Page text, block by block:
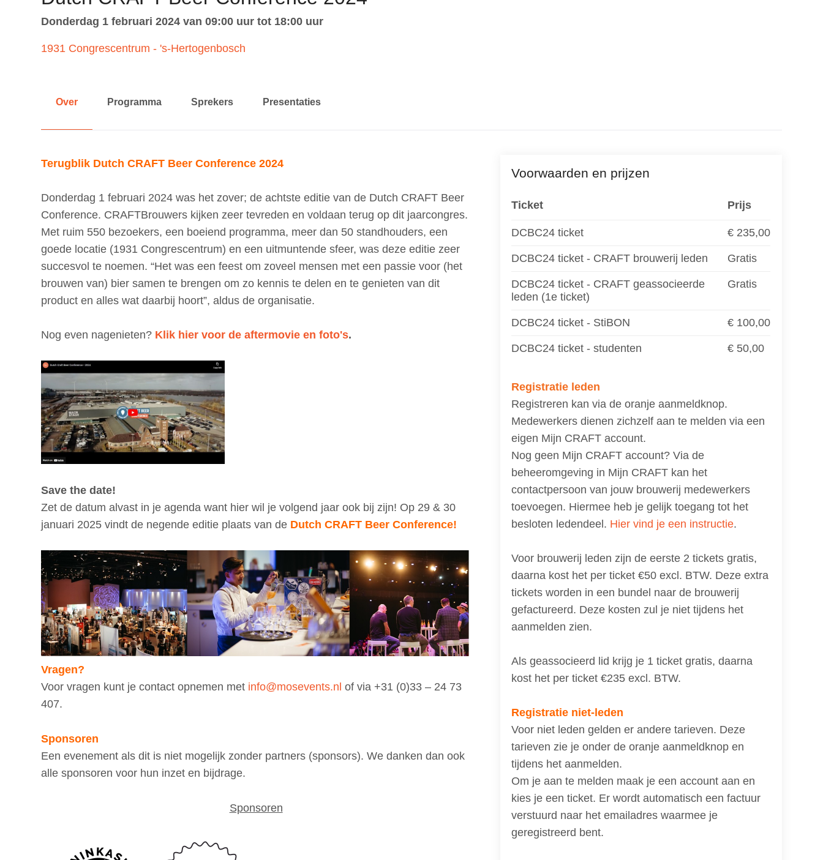
donderdag 1 februari 2024 van 09:00 uur tot 18:00 uur
1931 Congrescentrum - 's-Hertogenbosch
Over Programma Sprekers Presentaties
Terugblik Dutch CRAFT Beer Conference 2024
Donderdag 1 februari 2024 was het zover; de achtste editie van de Dutch CRAFT Beer
Conference. CRAFTBrouwers kijken zeer tevreden en voldaan terug op dit jaarcongres.
Met ruim 550 bezoekers, een boeiend programma, meer dan 50 standhouders, een
goede locatie (1931 Congrescentrum) en een uitmuntende sfeer, was deze editie zeer
succesvol te noemen. “Het was een feest om zoveel mensen met een passie voor (het
brouwen van) bier samen te brengen om zo kennis te delen en te genieten van dit
product en alles wat daarbij hoort”, aldus de organisatie.
Nog even nagenieten? Klik hier voor de aftermovie en foto's.
Save the date!
Zet de datum alvast in je agenda want hier wil je volgend jaar ook bij zijn! Op 29 & 30
januari 2025 vindt de negende editie plaats van de Dutch CRAFT Beer Conference!
Vragen?
Voor vragen kunt je contact opnemen met info@mosevents.nl of via +31 (0)33 – 24 73
407.
Sponsoren
Een evenement als dit is niet mogelijk zonder partners (sponsors). We danken dan ook
alle sponsoren voor hun inzet en bijdrage.
Sponsoren
Voorwaarden en prijzen
Ticket Prijs
DCBC24 ticket € 235,00
DCBC24 ticket - CRAFT brouwerij leden Gratis
DCBC24 ticket - CRAFT geassocieerde
leden (1e ticket)
Gratis
DCBC24 ticket - StiBON € 100,00
DCBC24 ticket - studenten € 50,00
Registratie leden
Registreren kan via de oranje aanmeldknop.
Medewerkers dienen zichzelf aan te melden via een
eigen Mijn CRAFT account.
Nog geen Mijn CRAFT account? Via de
beheeromgeving in Mijn CRAFT kan het
contactpersoon van jouw brouwerij medewerkers
toevoegen. Hiermee heb je gelijk toegang tot het
besloten ledendeel. Hier vind je een instructie.
Voor brouwerij leden zijn de eerste 2 tickets gratis,
daarna kost het per ticket €50 excl. BTW. Deze extra
tickets worden in een bundel naar de brouwerij
gefactureerd. Deze kosten zul je niet tijdens het
aanmelden zien.
Als geassocieerd lid krijg je 1 ticket gratis, daarna
kost het per ticket €235 excl. BTW.
Registratie niet-leden
Voor niet leden gelden er andere tarieven. Deze
tarieven zie je onder de oranje aanmeldknop en
tijdens het aanmelden.
Om je aan te melden maak je een account aan en
kies je een ticket. Er wordt automatisch een factuur
verstuurd naar het emailadres waarmee je
geregistreerd bent.